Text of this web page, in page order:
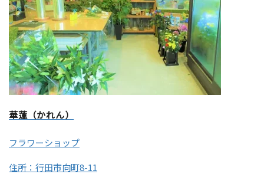
華蓮（かれん）
フラワーショップ
住所：行田市向町8-11